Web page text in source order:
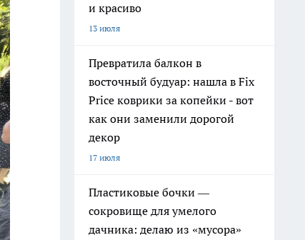
и красиво
13 июля
Превратила балкон в
восточный будуар: нашла в Fix
Price коврики за копейки - вот
как они заменили дорогой
декор
17 июля
Пластиковые бочки —
сокровище для умелого
дачника: делаю из «мусора»